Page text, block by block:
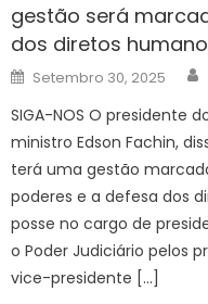
gestão será
dos diretos
Posted
on
Setembro 30, 2025
SIGA-NOS O presidente
ministro Edson Fachin,
terá uma gestão
poderes e a defesa dos
posse no cargo de
o Poder Judiciário pelos
vice-presidente […]